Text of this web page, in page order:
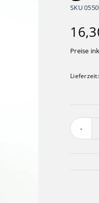
SKU
Preise
Lieferzeit: